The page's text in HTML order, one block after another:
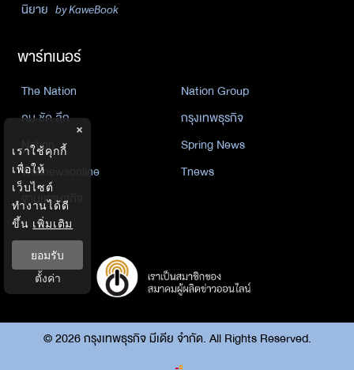
นิยาย by KaweBook
พาร์ทเนอร์
The Nation
Nation Group
คม ชัด ลึก
กรุงเทพธุรกิจ
Nation
Spring News
Thainewsonline
Tnews
ฐานเศรษฐกิจ
©2026กรุงเทพธุรกิจ มีเดีย จำกัด. All Rights Reserved.
×
เราใช้คุกกี้
เพื่อให้
เว็บไซต์
ทำงานได้ดี
ขึ้น เพิ่มเติม
ยอมรับ
ตั้งค่า